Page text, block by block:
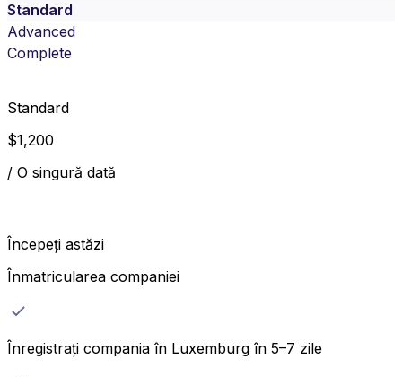
Standard
Advanced
Complete
Standard
$1,200
/ O singură dată
Începeți astăzi
Înmatricularea companiei
Înregistrați compania în Luxemburg în 5–7 zile